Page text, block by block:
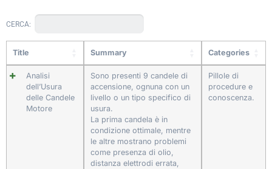
CERCA:
Title Summary Categories
Analisi
dell’Usura
delle Candele
Motore
Sono presenti 9 candele di
accensione, ognuna con un
livello o un tipo specifico di
usura.
La prima candela è in
condizione ottimale, mentre
le altre mostrano problemi
come presenza di olio,
distanza elettrodi errata,
Pillole di
procedure e
conoscenza.